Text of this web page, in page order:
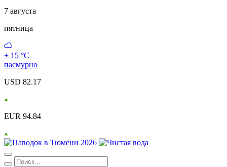
7 августа
пятница
+ 15 °С
пасмурно
USD 82.17
EUR 94.84